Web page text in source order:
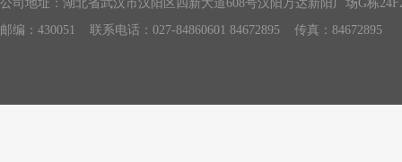
公司地址：湖北省武汉市汉阳区四新大道608号汉阳万达新阳广场G栋
邮编：430051
联系电话：027-84860601 84672895 传真：84672895